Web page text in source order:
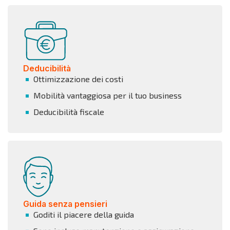
Deducibilità
Ottimizzazione dei costi
Mobilità vantaggiosa per il tuo business
Deducibilità fiscale
Guida senza pensieri
Goditi il piacere della guida